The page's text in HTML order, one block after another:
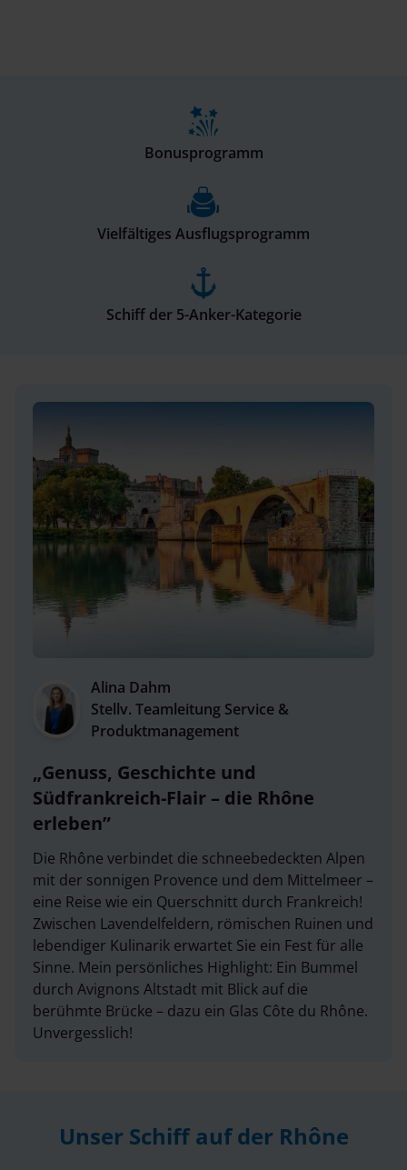
Bonusprogramm
Vielfältiges Ausflugsprogramm
Schiff der 5-Anker-Kategorie
Alina Dahm
Stellv. Teamleitung Service &
Produktmanagement
Genuss, Geschichte und
Südfrankreich-Flair – die Rhône
erleben
Die Rhône verbindet die schneebedeckten Alpen
mit der sonnigen Provence und dem Mittelmeer –
eine Reise wie ein Querschnitt durch Frankreich!
Zwischen Lavendelfeldern, römischen Ruinen und
lebendiger Kulinarik erwartet Sie ein Fest für alle
Sinne. Mein persönliches Highlight: Ein Bummel
durch Avignons Altstadt mit Blick auf die
berühmte Brücke – dazu ein Glas Côte du Rhône.
Unvergesslich!
Unser Schiff auf der Rhône